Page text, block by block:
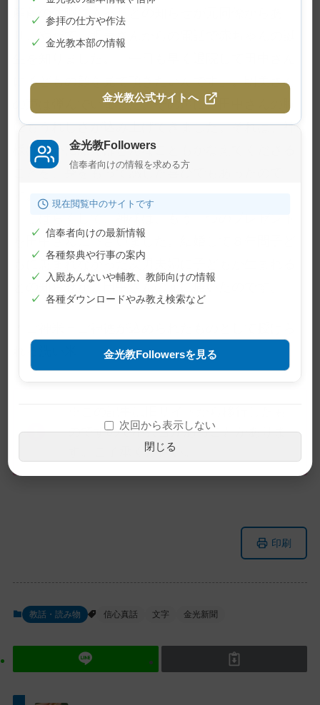
産前の休暇に入ったとの知らせが元同僚からあ
り、やがて、明美さんからの電話で赤ちゃんの誕
に子どもの顔を見て頂きたいんです」。明美さん
の声は弾んでいました。その声に、田中さんの胸
にもうれしさが込み上げてきました。それは、神
様は一心に願えばどんなこともかなえてくださる
ことを、身をもって感じた喜びでもあったので
を田中さんに下さいました。結婚して８年間子ど
もに恵まれなかった次男夫婦に子どもが生まれる
との知らせが、田中さんの元に届いたのです。
のですので不具合があることがありま
す。ご了承ください。
ッ
動
印刷
教話・読み物 信心真話 文字 金光新聞
✓ 参拝の仕方や作法
✓ 金光教本部の情報
金光教公式サイトへ
金光教Followers
信奉者向けの情報を求める方
現在閲覧中のサイトです
✓ 信奉者向けの最新情報
✓ 各種祭典や行事の案内
✓ 入殿あんないや輔教、教師向けの情報
✓ 各種ダウンロードやみ教え検索など
金光教Followersを見る
次回から表示しない
閉じる